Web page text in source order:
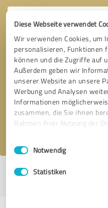
Diese Webseite verwendet
Wir verwenden Cookies, um
personalisieren, Funktionen
können und die Zugriffe auf
Außerdem geben wir
unserer Website an unsere
Werbung und Analysen
Informationen
zusammen, die Sie ihnen
Rahmen Ihrer Nutzung der
Impressum
Einwilligungsauswahl
Notwendig
Statistiken
Bitte um Rückruf
Ich stimme den
Profil aktiv seit 24.06.2019 |